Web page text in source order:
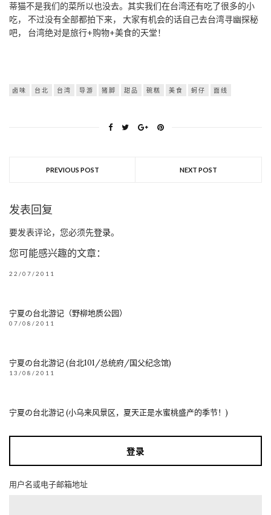
蒂猫不是我们的菜所以也没去。其实我们在台湾还有吃了很多的小
吃， 不过没有全部都拍下来， 大家有机会的话自己去台湾寻幽探秘
吧， 台湾绝对是旅行+购物+美食的天堂！
卤味 台北 台湾 导游 猪脚 甜品 碗糕 美食 蚵仔 面线
PREVIOUS POST NEXT POST
发表回复
要发表评论，您必须先登录。
您可能感兴趣的文章：
22/07/2011
宁夏の台北游记（野柳地质公园）
07/08/2011
宁夏の台北游记 (台北101/总统府/国父纪念馆)
13/08/2011
宁夏の台北游记 (小乌来风景区，夏天正是水蜜桃盛产的季节！)
登录
用户名或电子邮箱地址